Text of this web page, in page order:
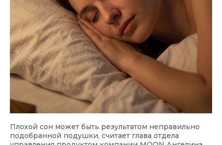
Плохой сон может быть результатом неправильно
подобранной подушки, считает глава отдела